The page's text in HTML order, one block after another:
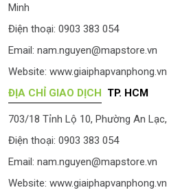
Minh
Điện thoại: 0903 383 054
Email: nam.nguyen@mapstore.vn
Website: www.giaiphapvanphong.vn
ĐỊA CHỈ GIAO DỊCH TP. HCM
703/18 Tỉnh Lộ 10, Phường An
Điện thoại: 0903 383 054
Email: nam.nguyen@mapstore.vn
Website: www.giaiphapvanphong.vn